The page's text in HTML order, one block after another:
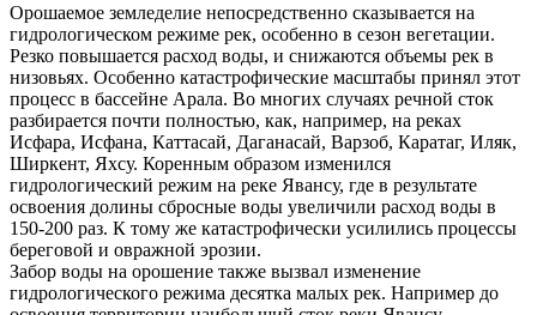
Орошаемое земледелие непосредственно сказывается на
гидрологическом режиме рек, особенно в сезон вегетации.
Резко повышается расход воды, и снижаются объемы рек в
низовьях. Особенно катастрофические масштабы принял этот
процесс в бассейне Арала. Во многих случаях речной сток
разбирается почти полностью, как, например, на реках
Исфара, Исфана, Каттасай, Даганасай, Варзоб, Каратаг, Иляк,
Ширкент, Яхсу. Коренным образом изменился
гидрологический режим на реке Явансу, где в результате
освоения долины сбросные воды увеличили расход воды в
150-200 раз. К тому же катастрофически усилились процессы
береговой и овражной эрозии.
Забор воды на орошение также вызвал изменение
гидрологического режима десятка малых рек. Например до